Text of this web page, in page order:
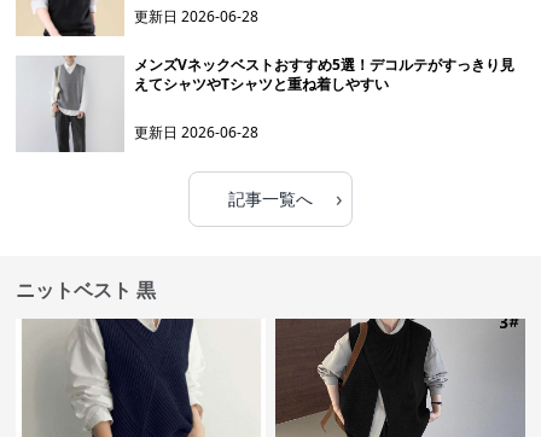
更新日2026-06-28
メンズVネックベストおすすめ5選！デコルテがすっきり見
えてシャツやTシャツと重ね着しやすい
更新日2026-06-28
記事一覧へ ›
ニットベスト 黒